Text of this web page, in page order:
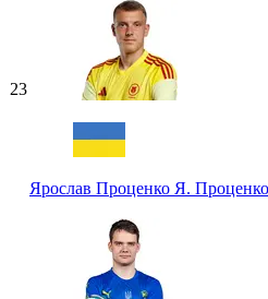
23
Ярослав Проценко Я. Проценко